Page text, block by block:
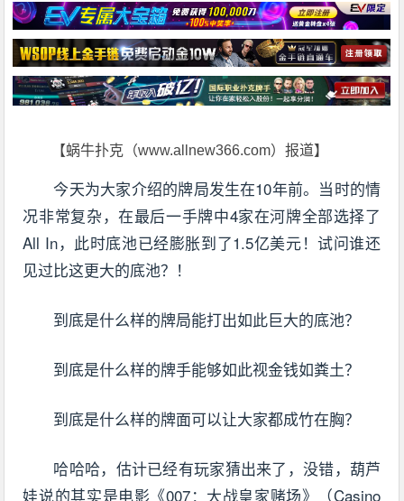
【蜗牛扑克（www.allnew366.com）报道】
今天为大家介绍的牌局发生在10年前。当时的情
况非常复杂，在最后一手牌中4家在河牌全部选择了
All In，此时底池已经膨胀到了1.5亿美元！试问谁还
见过比这更大的底池？！
到底是什么样的牌局能打出如此巨大的底池？
到底是什么样的牌手能够如此视金钱如粪土？
到底是什么样的牌面可以让大家都成竹在胸？
哈哈哈，估计已经有玩家猜出来了，没错，葫芦
娃说的其实是电影《007：大战皇家赌场》（Casino